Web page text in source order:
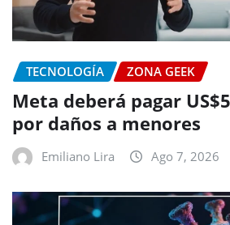
TECNOLOGÍA ZONA GEEK
Meta deberá pagar
por daños a menores
Emiliano Lira Ago 7, 2026